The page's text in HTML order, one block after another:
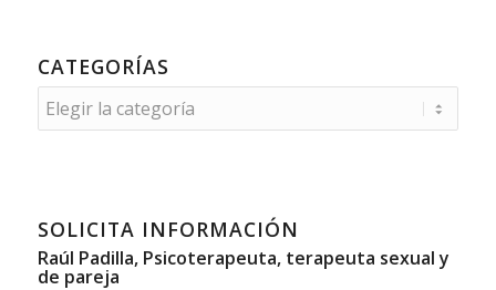
CATEGORÍAS
Categorías
SOLICITA INFORMACIÓN
Raúl Padilla, Psicoterapeuta, terapeuta sexual y
de pareja